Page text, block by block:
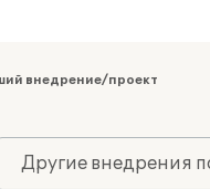
внедрение/проект
Другие внедрения